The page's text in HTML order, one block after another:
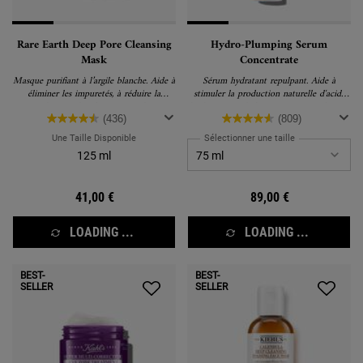
Rare Earth Deep Pore Cleansing
Mask
Masque purifiant à l’argile blanche. Aide à
éliminer les impuretés, à réduire la
l'apparence des pores.
(436)
Une Taille Disponible
125 ml
41,00 €
LOADING ...
Hydro-Plumping Serum
Concentrate
Sérum hydratant repulpant. Aide à
stimuler la production naturelle d'acide
peau visiblement repulpée, plus lisse et
plus élastique en une semaine seulement
(809)
Sélectionner une taille
89,00 €
LOADING ...
BEST-
SELLER
BEST-
SELLER